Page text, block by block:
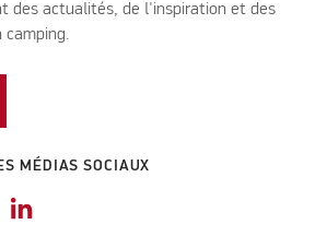
des actualités, de l'inspiration et des
camping.
MÉDIAS SOCIAUX